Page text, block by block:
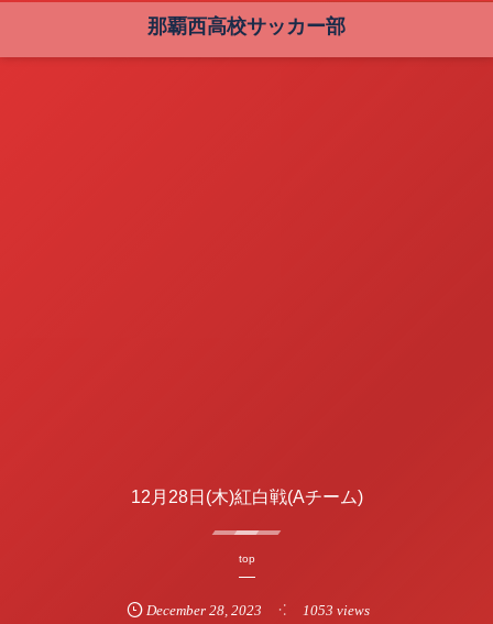
那覇西高校サッカー部
12月28日(木)紅白戦(Aチーム)
top
December 28,2023 1053 views